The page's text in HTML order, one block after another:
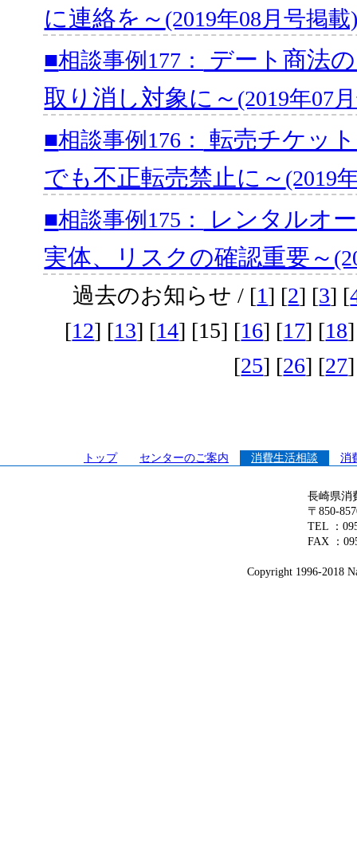
に連絡を～ (2019年08月号掲載
■相談事例177：
デート商法
取り消し対象に～ (2019年07
■相談事例176：
転売チケッ
でも不正転売禁止に～ (2019
■相談事例175：
レンタルオ
実体、リスクの確認重要～
過去のお知らせ / [1] [2] [3] [
[12] [13] [14] [15] [16] [17] [18
[25] [26] [27
トップ センターのご案内 消費生活相談 消
長崎県消
〒850-
TEL ：
FAX ：
Copyright 1996-2018